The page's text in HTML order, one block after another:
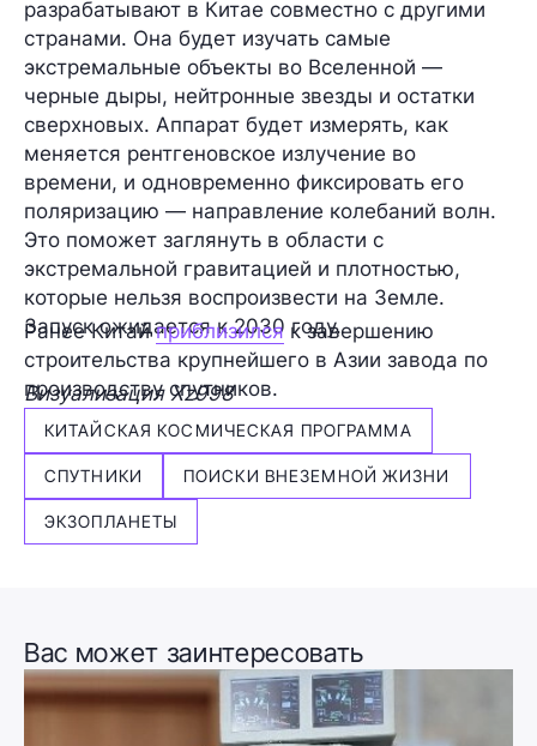
разрабатывают в Китае совместно с другими
странами. Она будет изучать самые
экстремальные объекты во Вселенной —
черные дыры, нейтронные звезды и остатки
сверхновых. Аппарат будет измерять, как
меняется рентгеновское излучение во
времени, и одновременно фиксировать его
поляризацию — направление колебаний волн.
Это поможет заглянуть в области с
экстремальной гравитацией и плотностью,
которые нельзя воспроизвести на Земле.
Запуск ожидается к 2030 году.
Ранее Китайприблизился к завершению
строительства крупнейшего в Азии завода по
производству спутников.
Визуализация Xz998
КИТАЙСКАЯ КОСМИЧЕСКАЯ ПРОГРАММА
СПУТНИКИ ПОИСКИ ВНЕЗЕМНОЙ ЖИЗНИ
ЭКЗОПЛАНЕТЫ
Вас может заинтересовать